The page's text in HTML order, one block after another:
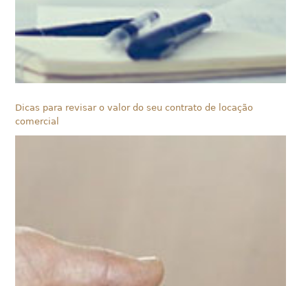
Dicas para revisar o valor do seu contrato de locação
comercial